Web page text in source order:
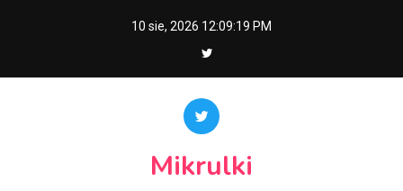
10 sie, 2026 12:09:20 PM
Mikrulki